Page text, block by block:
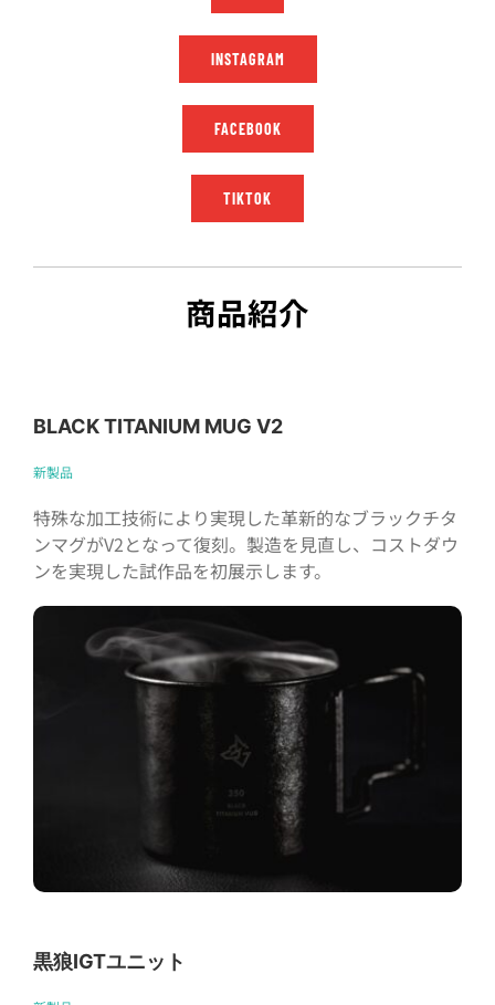
INSTAGRAM
FACEBOOK
TIKTOK
商品紹介
BLACK TITANIUM MUG V2
新製品
特殊な加工技術により実現した革新的なブラックチタ
ンマグがV2となって復刻。製造を見直し、コストダウ
ンを実現した試作品を初展示します。
黒狼IGTユニット